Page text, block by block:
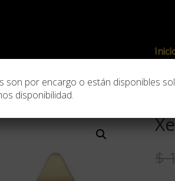
son por encargo o están disponibles
disponibilidad.